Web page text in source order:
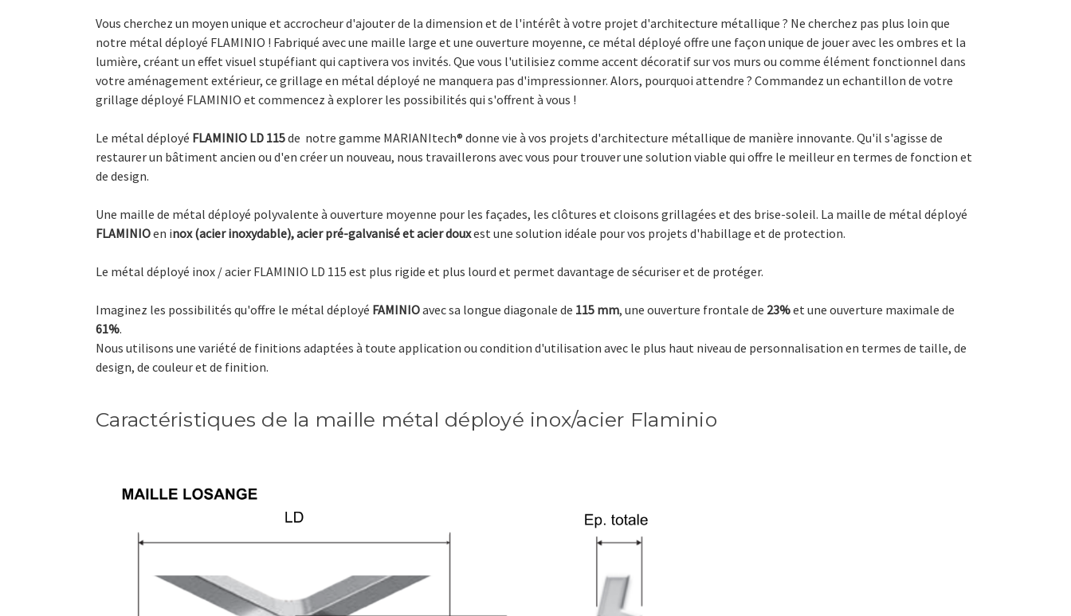
Vous cherchez un moyen unique et accrocheur d'ajouter de la dimension et de l'intérêt à votre projet d'architecture métallique ? Ne cherchez pas plus loin que
notre métal déployé FLAMINIO ! Fabriqué avec une maille large et une ouverture moyenne, ce métal déployé offre une façon unique de jouer avec les ombres et la
lumière, créant un effet visuel stupéfiant qui captivera vos invités. Que vous l'utilisiez comme accent décoratif sur vos murs ou comme élément fonctionnel dans
votre aménagement extérieur, ce grillage en métal déployé ne manquera pas d'impressionner. Alors, pourquoi attendre ? Commandez un echantillon de votre
grillage déployé FLAMINIO et commencez à explorer les possibilités qui s'offrent à vous !
Le métal déployé FLAMINIO LD 115de notre gamme MARIANItech® donne vie à vos projets d'architecture métallique de manière innovante. Qu'il s'agisse de
restaurer un bâtiment ancien ou d'en créer un nouveau, nous travaillerons avec vous pour trouver une solution viable qui offre le meilleur en termes de fonction et
de design.
Une maille de métal déployé polyvalente à ouverture moyenne pour les façades, les clôtures et cloisons grillagées et des brise-soleil. La maille de métal déployé
FLAMINIOen inox (acier inoxydable), acier pré-galvanisé et acier douxest une solution idéale pour vos projets d'habillage et de protection.
Le métal déployé inox / acier FLAMINIO LD 115 est plus rigide et plus lourd et permet davantage de sécuriser et de protéger.
Imaginez les possibilités qu'offre le métal déployé FAMINIOavec sa longue diagonale de 115 mm, une ouverture frontale de 23%et une ouverture maximale de
61%.
Nous utilisons une variété de finitions adaptées à toute application ou condition d'utilisation avec le plus haut niveau de personnalisation en termes de taille, de
design, de couleur et de finition.
Caractéristiques de la maille métal déployé inox/acier Flaminio